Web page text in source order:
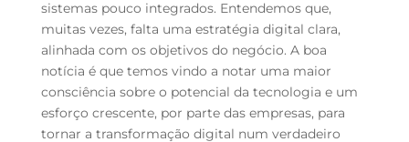
sistemas pouco integrados. Entendemos que,
muitas vezes, falta uma estratégia digital clara,
alinhada com os objetivos do negócio. A boa
notícia é que temos vindo a notar uma maior
consciência sobre o potencial da tecnologia e um
esforço crescente, por parte das empresas, para
tornar a transformação digital num verdadeiro